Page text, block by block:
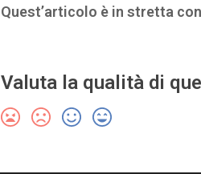
Quest’articolo è in stretta
Valuta la qualità di